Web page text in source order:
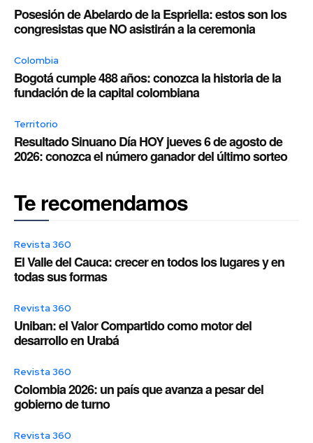
Posesión de Abelardo de la Espriella: estos son los
congresistas que NO asistirán a la ceremonia
Colombia
Bogotá cumple 488 años: conozca la historia de la
fundación de la capital colombiana
Territorio
Resultado Sinuano Día HOY jueves 6 de agosto de
2026: conozca el número ganador del último sorteo
Te recomendamos
Revista 360
El Valle del Cauca: crecer en todos los lugares y en
todas sus formas
Revista 360
Uniban: el Valor Compartido como motor del
desarrollo en Urabá
Revista 360
Colombia 2026: un país que avanza a pesar del
gobierno de turno
Revista 360